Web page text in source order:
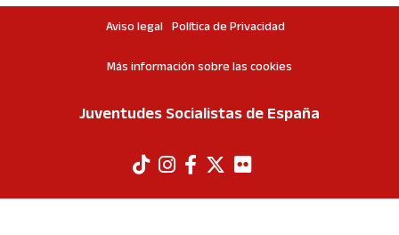
Aviso legal Política de Privacidad
Más información sobre las cookies
Juventudes Socialistas de España